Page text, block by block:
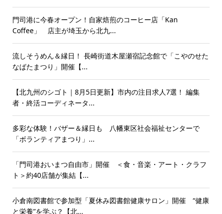
門司港に今春オープン！自家焙煎のコーヒー店「Kan
Coffee」 店主が埼玉から北九...
流しそうめん＆縁日！ 長崎街道木屋瀬宿記念館で「こやのせた
なばたまつり」開催【...
【北九州のシゴト｜8月5日更新】市内の注目求人7選！ 編集
者・終活コーディネータ...
多彩な体験！バザー＆縁日も 八幡東区社会福祉センターで
「ボランティアまつり」...
「門司港おいまつ自由市」開催 ＜食・音楽・アート・クラフ
ト＞約40店舗が集結【...
小倉南図書館で参加型「夏休み図書館健康サロン」開催 “健康
と栄養”を学ぶ？【北...